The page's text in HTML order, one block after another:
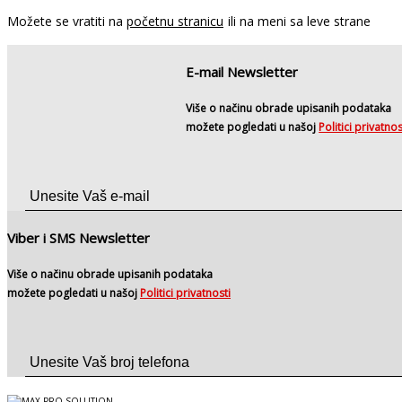
Možete se vratiti na početnu stranicu ili na meni sa leve strane
E-mail Newsletter
Više o načinu obrade upisanih podataka
možete pogledati u našoj Politici
Viber i SMS Newsletter
Više o načinu obrade upisanih podataka
možete pogledati u našoj Politici privatnosti